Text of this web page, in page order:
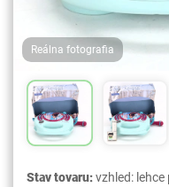
Reálna fotografia
Stav tovaru:vzhled: